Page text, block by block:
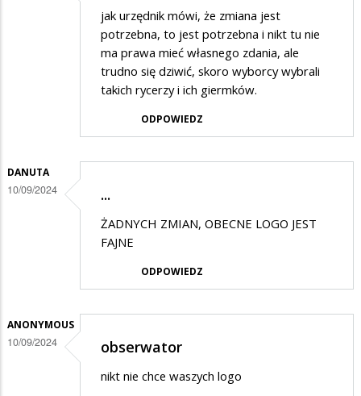
jak urzędnik mówi, że zmiana jest
potrzebna, to jest potrzebna i nikt tu nie
ma prawa mieć własnego zdania, ale
trudno się dziwić, skoro wyborcy wybrali
takich rycerzy i ich giermków.
ODPOWIEDZ
DANUTA
10/09/2024 ...
ŻADNYCH ZMIAN, OBECNE LOGO JEST
FAJNE
ODPOWIEDZ
ANONYMOUS
10/09/2024 obserwator
nikt nie chce waszych logo